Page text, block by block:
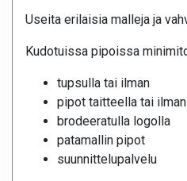
Useita erilaisia malleja ja
Kudotuissa pipoissa
tupsulla tai ilman
pipot taitteella tai ilman
brodeeratulla logolla
patamallin pipot
suunnittelupalvelu